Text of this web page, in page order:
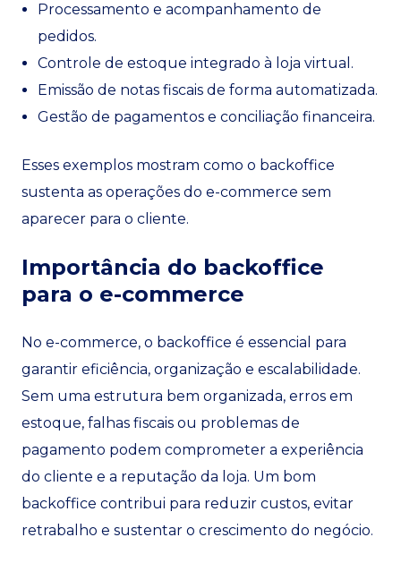
Processamento e acompanhamento de
pedidos.
Controle de estoque integrado à loja virtual.
Emissão de notas fiscais de forma automatizada.
Gestão de pagamentos e conciliação financeira.
Esses exemplos mostram como o backoffice
sustenta as operações do e-commerce sem
aparecer para o cliente.
Importância do backoffice
para o e-commerce
No e-commerce, o backoffice é essencial para
garantir eficiência, organização e escalabilidade.
Sem uma estrutura bem organizada, erros em
estoque, falhas fiscais ou problemas de
pagamento podem comprometer a experiência
do cliente e a reputação da loja. Um bom
backoffice contribui para reduzir custos, evitar
retrabalho e sustentar o crescimento do negócio.